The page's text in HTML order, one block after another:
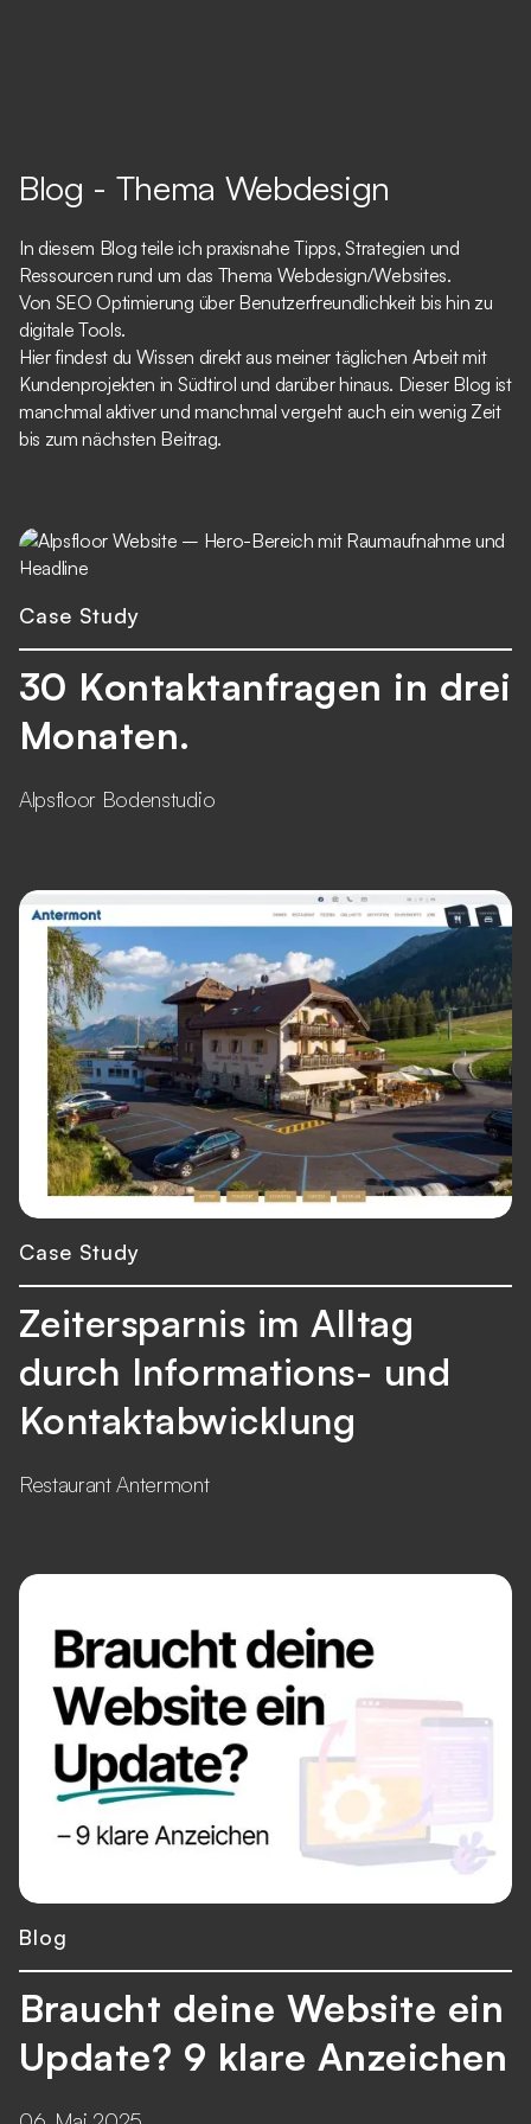
Blog - Thema Webdesign
In diesem Blog teile ich praxisnahe Tipps, Strategien und
Ressourcen rund um das Thema Webdesign/Websites.
Von SEO Optimierung über Benutzerfreundlichkeit bis hin zu
digitale Tools.
Hier findest du Wissen direkt aus meiner täglichen Arbeit mit
Kundenprojekten in Südtirol und darüber hinaus. Dieser Blog ist
manchmal aktiver und manchmal vergeht auch ein wenig Zeit
bis zum nächsten Beitrag.
Case Study
30 Kontaktanfragen in drei
Monaten.
Alpsfloor Bodenstudio
Case Study
Zeitersparnis im Alltag
durch Informations- und
Kontaktabwicklung
Restaurant Antermont
Blog
Braucht deine Website ein
Update? 9 klare Anzeichen